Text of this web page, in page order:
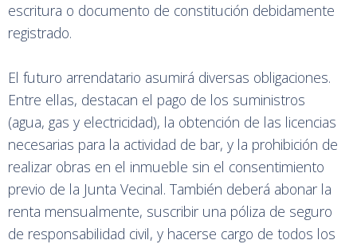
escritura o documento de constitución debidamente
registrado.
El futuro arrendatario asumirá diversas obligaciones.
Entre ellas, destacan el pago de los suministros
(agua, gas y electricidad), la obtención de las licencias
necesarias para la actividad de bar, y la prohibición de
realizar obras en el inmueble sin el consentimiento
previo de la Junta Vecinal. También deberá abonar la
renta mensualmente, suscribir una póliza de seguro
de responsabilidad civil, y hacerse cargo de todos los